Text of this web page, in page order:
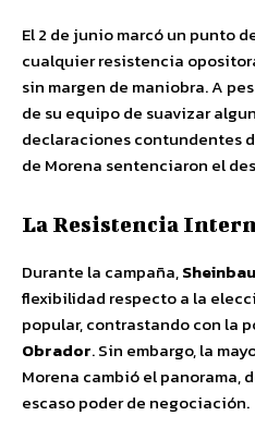
El 2 de junio marcó un punto
cualquier resistencia
sin margen de maniobra. A
de su equipo de suavizar
declaraciones contundentes
de Morena sentenciaron el
La Resistencia
Durante la campaña,
flexibilidad respecto a la
popular, contrastando con la
Obrador. Sin embargo, la
Morena cambió el panorama,
escaso poder de negociación.